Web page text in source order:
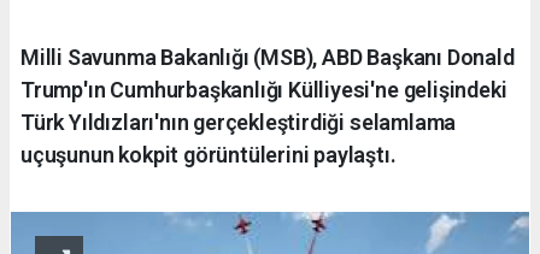
Milli Savunma Bakanlığı (MSB), ABD Başkanı Donald
Trump'ın Cumhurbaşkanlığı Külliyesi'ne gelişindeki
Türk Yıldızları'nın gerçekleştirdiği selamlama
uçuşunun kokpit görüntülerini paylaştı.